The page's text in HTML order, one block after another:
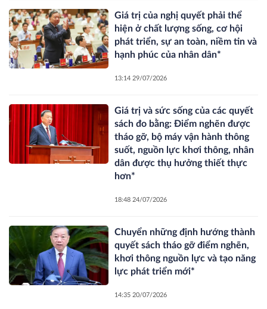
Giá trị của nghị quyết phải thể
hiện ở chất lượng sống, cơ hội
phát triển, sự an toàn, niềm tin và
hạnh phúc của nhân dân*
13:14 29/07/2026
Giá trị và sức sống của các quyết
sách đo bằng: Điểm nghẽn được
tháo gỡ, bộ máy vận hành thông
suốt, nguồn lực khơi thông, nhân
dân được thụ hưởng thiết thực
hơn*
18:48 24/07/2026
Chuyển những định hướng thành
quyết sách tháo gỡ điểm nghẽn,
khơi thông nguồn lực và tạo năng
lực phát triển mới*
14:35 20/07/2026